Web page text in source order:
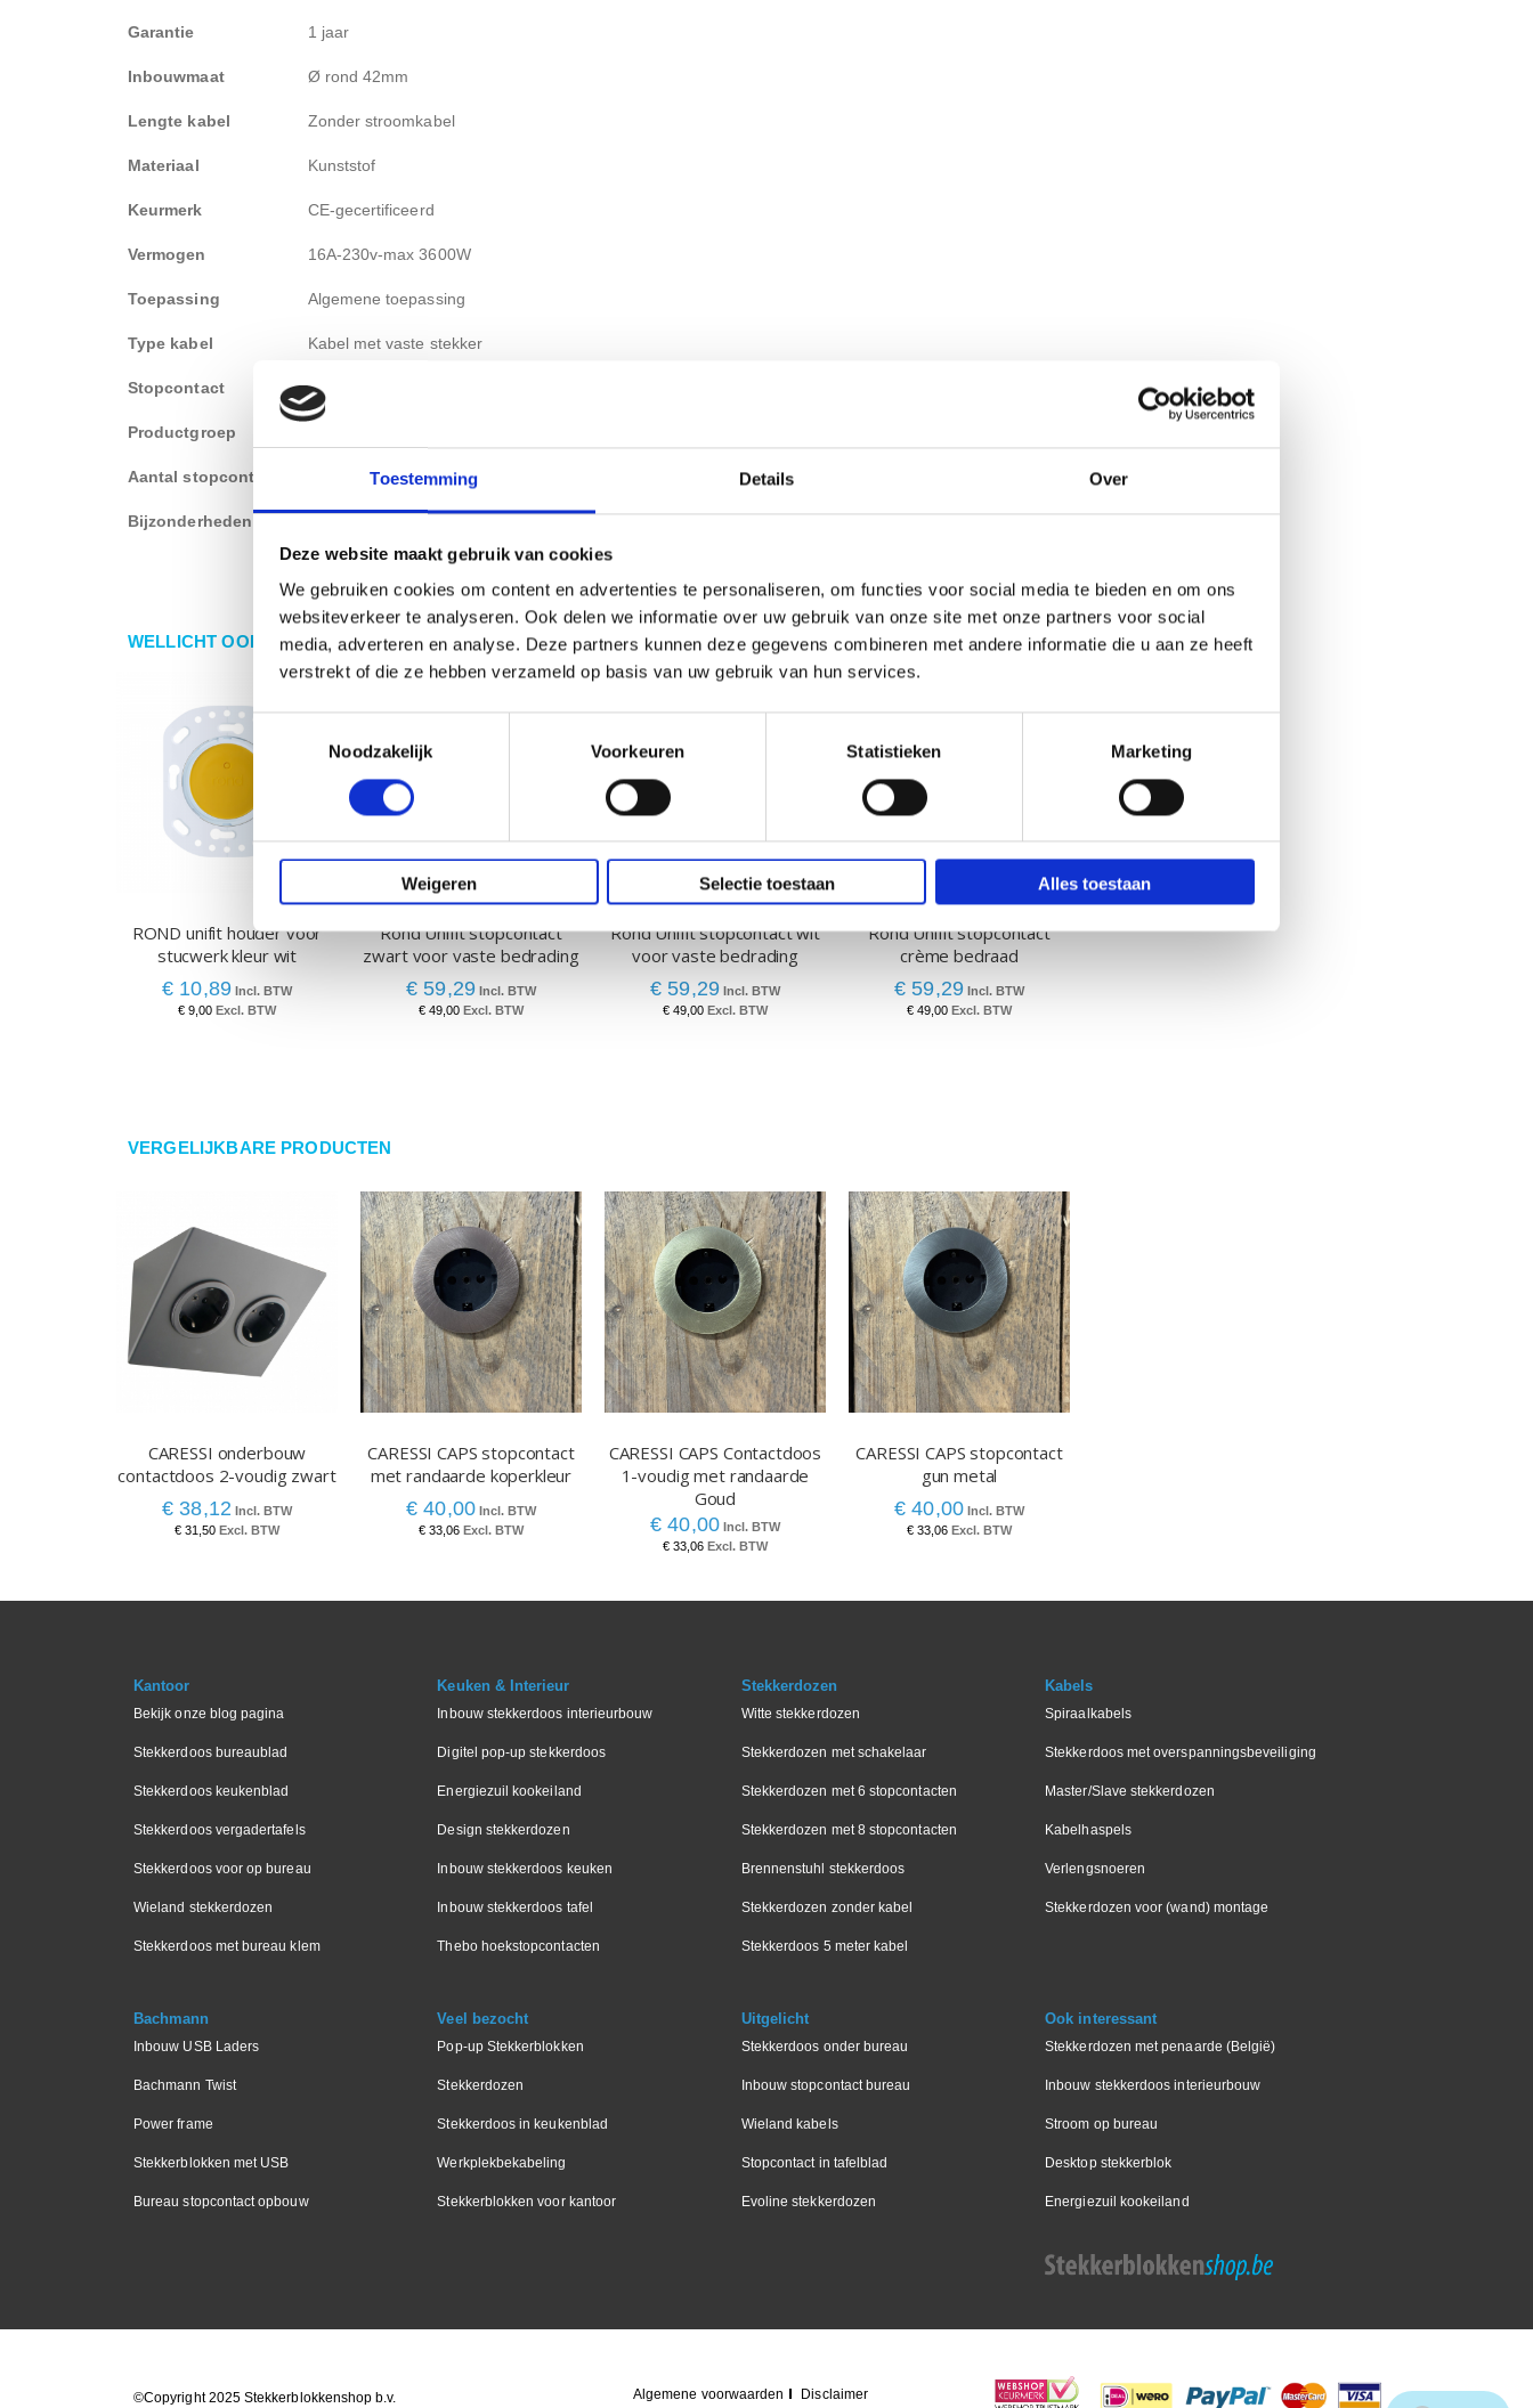
Toestemming Details Over
Deze website maakt gebruik van cookies
We gebruiken cookies om content en advertenties te personaliseren, om functies voor social media te bieden en om ons
websiteverkeer te analyseren. Ook delen we informatie over uw gebruik van onze site met onze partners voor social
media, adverteren en analyse. Deze partners kunnen deze gegevens combineren met andere informatie die u aan ze heeft
verstrekt of die ze hebben verzameld op basis van uw gebruik van hun services.
Noodzakelijk
Voorkeuren Statistieken Marketing
Weigeren Selectie toestaan Alles toestaan
Garantie 1 jaar
Inbouwmaat Ø rond 42mm
Lengte kabel Zonder stroomkabel
Materiaal Kunststof
Keurmerk CE-gecertificeerd
Vermogen 16A-230v-max 3600W
Toepassing Algemene toepassing
Type kabel Kabel met vaste stekker
Stopcontact Type-F (randaarde)
Productgroep
Aantal stopcontact 1 stopcontact
Bijzonderheden
WELLICHT OOK IETS VOOR U?
ROND unifit houder voor
stucwerk kleur wit
€ 10,89
€ 9,00
Rond Unifit stopcontact
zwart voor vaste bedrading
€ 59,29
€ 49,00
Rond Unifit stopcontact wit
voor vaste bedrading
€ 59,29
€ 49,00
Rond Unifit stopcontact
crème bedraad
€ 59,29
€ 49,00
VERGELIJKBARE PRODUCTEN
CARESSI onderbouw
contactdoos 2-voudig zwart
€ 38,12
€ 31,50
CARESSI CAPS stopcontact
met randaarde koperkleur
€ 40,00
€ 33,06
CARESSI CAPS Contactdoos
1-voudig met randaarde
Goud
€ 40,00
€ 33,06
CARESSI CAPS stopcontact
gun metal
€ 40,00
€ 33,06
Kantoor
Bekijk onze blog pagina
Stekkerdoos bureaublad
Stekkerdoos keukenblad
Stekkerdoos vergadertafels
Stekkerdoos voor op bureau
Wieland stekkerdozen
Stekkerdoos met bureau klem
Keuken & Interieur
Inbouw stekkerdoos interieurbouw
Digitel pop-up stekkerdoos
Energiezuil kookeiland
Design stekkerdozen
Inbouw stekkerdoos keuken
Inbouw stekkerdoos tafel
Thebo hoekstopcontacten
Stekkerdozen
Witte stekkerdozen
Stekkerdozen met schakelaar
Stekkerdozen met 6 stopcontacten
Stekkerdozen met 8 stopcontacten
Brennenstuhl stekkerdoos
Stekkerdozen zonder kabel
Stekkerdoos 5 meter kabel
Kabels
Spiraalkabels
Stekkerdoos met overspanningsbeveiliging
Master/Slave stekkerdozen
Kabelhaspels
Verlengsnoeren
Stekkerdozen voor (wand) montage
Bachmann
Inbouw USB Laders
Bachmann Twist
Power frame
Stekkerblokken met USB
Bureau stopcontact opbouw
Veel bezocht
Pop-up Stekkerblokken
Stekkerdozen
Stekkerdoos in keukenblad
Werkplekbekabeling
Stekkerblokken voor kantoor
Uitgelicht
Stekkerdoos onder bureau
Inbouw stopcontact bureau
Wieland kabels
Stopcontact in tafelblad
Evoline stekkerdozen
Ook interessant
Stekkerdozen met penaarde (België)
Inbouw stekkerdoos interieurbouw
Stroom op bureau
Desktop stekkerblok
Energiezuil kookeiland
©Copyright 2025 Stekkerblokkenshop b.v. Algemene voorwaarden Disclaimer